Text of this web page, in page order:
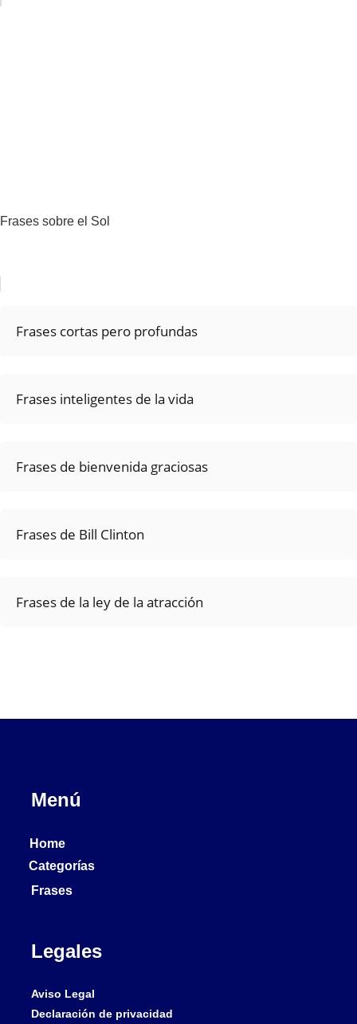
Frases sobre el Sol
Frases cortas pero profundas
Frases inteligentes de la vida
Frases de bienvenida graciosas
Frases de Bill Clinton
Frases de la ley de la atracción
Menú
Home
Categorías
Frases
Legales
Aviso Legal
Declaración de privacidad